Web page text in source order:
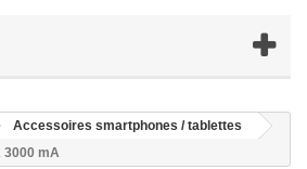
Accessoires smartphones / tablettes
mA